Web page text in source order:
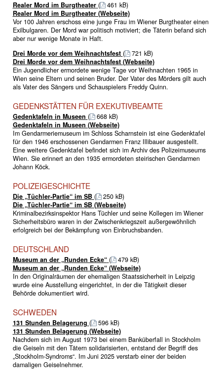
Realer Mord im Burgtheater (
461 kB)
Realer Mord im Burgtheater (Webseite)
Vor 100 Jahren erschoss eine junge Frau im Wiener Burgtheater einen
Exilbulgaren. Der Mord war politisch motiviert; die Täterin befand sich
aber nur wenige Monate in Haft.
Drei Morde vor dem Weihnachtsfest (
721 kB)
Drei Morde vor dem Weihnachtsfest (Webseite)
Ein Jugendlicher ermordete wenige Tage vor Weihnachten 1965 in
Wien seine Eltern und seinen Bruder. Der Vater des Mörders gilt auch
als Vater des Sängers und Schauspielers Freddy Quinn.
GEDENKSTÄTTEN FÜR EXEKUTIVBEAMTE
Gedenktafeln in Museen (
668 kB)
Gedenktafeln in Museen (Webseite)
Im Gendarmeriemuseum im Schloss Scharnstein ist eine Gedenktafel
für den 1946 erschossenen Gendarmen Franz Illibauer ausgestellt.
Eine weitere Gedenktafel befindet sich im Archiv des Polizeimuseums
Wien. Sie erinnert an den 1935 ermordeten steirischen Gendarmen
Johann Köck.
POLIZEIGESCHICHTE
Die „Tüchler-Partie“ im SB (
250 kB)
Die „Tüchler-Partie“ im SB (Webseite)
Kriminalbezirksinspektor Hans Tüchler und seine Kollegen im Wiener
Sicherheitsbüro waren in der Zwischenkriegszeit außergewöhnlich
erfolgreich bei der Bekämpfung von Einbruchsbanden.
DEUTSCHLAND
Museum an der „Runden Ecke“ (
479 kB)
Museum an der „Runden Ecke“ (Webseite)
In den Originalräumen der ehemaligen Staatssicherheit in Leipzig
wurde eine Ausstellung eingerichtet, in der die Tätigkeit dieser
Behörde dokumentiert wird.
SCHWEDEN
131 Stunden Belagerung (
596 kB)
131 Stunden Belagerung (Webseite)
Nachdem sich im August 1973 bei einem Banküberfall in Stockholm
die Geiseln mit den Tätern solidarisierten, entstand der Begriff des
„Stockholm-Syndroms“. Im Juni 2025 verstarb einer der beiden
damaligen Geiselnehmer.